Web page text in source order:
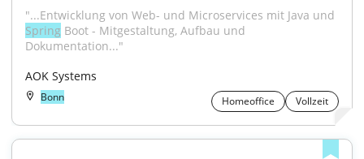
Spring Boot - Mitgestaltung, Aufbau und
Dokumentation..."
AOK Systems
Bonn Homeoffice Vollzeit